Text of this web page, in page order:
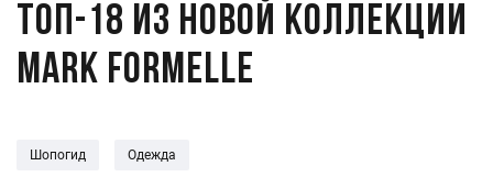
Топ-18 из новой коллекции
Mark Formelle
Шопогид Одежда